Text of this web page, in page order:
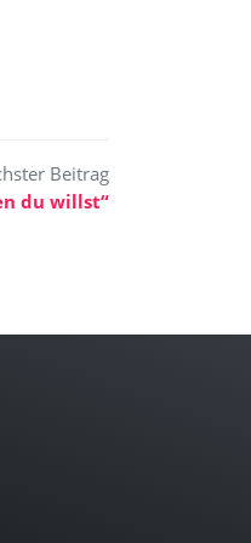
du willst“